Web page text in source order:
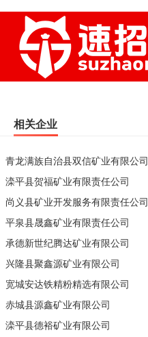
相关企业
青龙满族自治县双信矿业有限公司
滦平县贺福矿业有限责任公司
尚义县矿业开发服务有限责任公司
平泉县晟鑫矿业有限责任公司
承德新世纪腾达矿业有限公司
兴隆县聚鑫源矿业有限公司
宽城安达铁精粉精选有限公司
赤城县源鑫矿业有限公司
滦平县德裕矿业有限公司